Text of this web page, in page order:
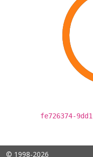
fe726374-
© 1998-2026